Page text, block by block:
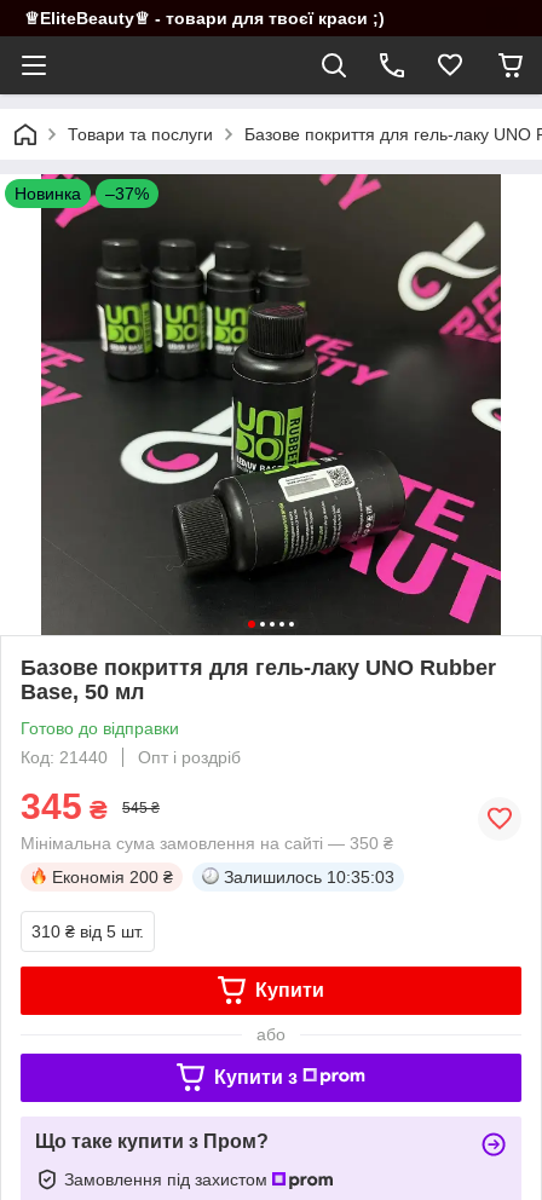
♕EliteBeauty♕ - товари для твоєї краси ;)
Товари та послуги Базове покриття для гель-лаку
Новинка –37%
Базове покриття для гель-лаку UNO Rubber
Base, 50 мл
Готово до відправки
Код: 21440
Опт і роздріб
345 ₴ 545 ₴
Мінімальна сума замовлення на сайті — 350 ₴
Економія 200 ₴ Залишилось 10:35:03
310 ₴ від 5 шт.
Купити
або
Купити з
Що таке купити з Пром?
Замовлення під захистом